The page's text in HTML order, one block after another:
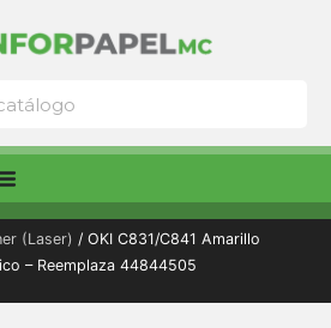
(Laser) / OKI C831/C841 Amarillo
– Reemplaza 44844505